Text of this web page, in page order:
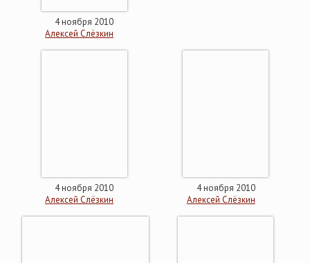
4 ноября 2010
Алексей Слёзкин
4 ноября 2010
Алексей Слёзкин
4 ноября 2010
Алексей Слёзкин